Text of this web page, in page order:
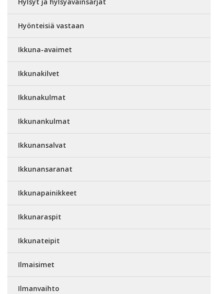
Hyönteisiä vastaan
Ikkuna-avaimet
Ikkunakilvet
Ikkunakulmat
Ikkunankulmat
Ikkunansalvat
Ikkunansaranat
Ikkunapainikkeet
Ikkunaraspit
Ikkunateipit
Ilmaisimet
Ilmanvaihto